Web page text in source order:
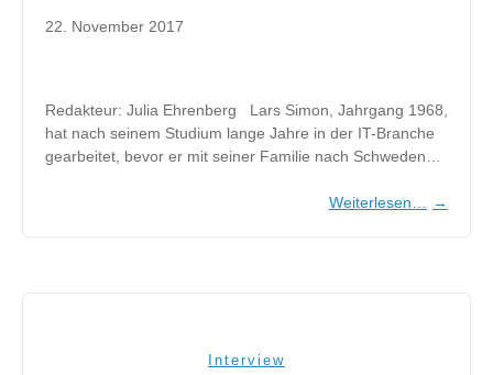
22. November 2017
Redakteur: Julia Ehrenberg Lars Simon, Jahrgang 1968,
hat nach seinem Studium lange Jahre in der IT-Branche
gearbeitet, bevor er mit seiner Familie nach Schweden…
Weiterlesen… →
Interview